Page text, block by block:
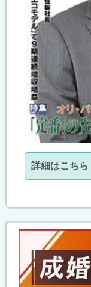
詳細はこちら